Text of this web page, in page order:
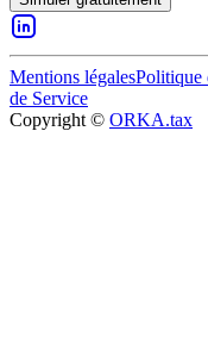
Mentions légalesPolitique
de Service
Copyright © ORKA.tax